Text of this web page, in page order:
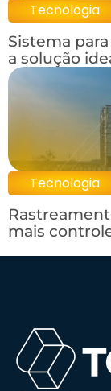
Tecnologia
Sistema
a solução
Tecnologia
mais